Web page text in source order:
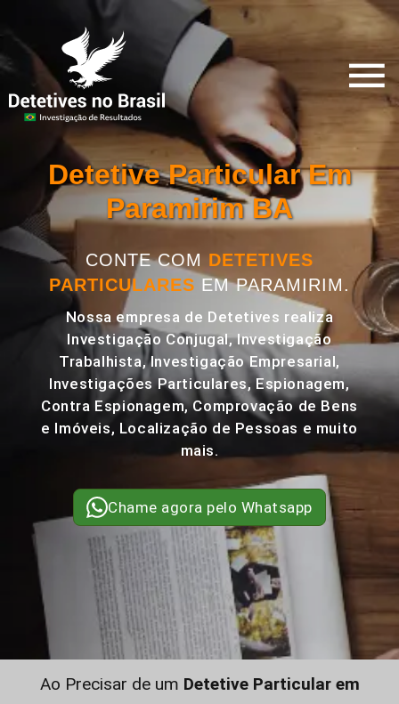
Detetive Particular Em
Paramirim BA
CONTE COM DETETIVES
PARTICULARES EM PARAMIRIM.
Nossa empresa de Detetives realiza
Investigação Conjugal, Investigação
Trabalhista, Investigação Empresarial,
Investigações Particulares, Espionagem,
Contra Espionagem, Comprovação de Bens
e Imóveis, Localização de Pessoas e muito
mais.
Chame agora pelo Whatsapp
Ao Precisar de um Detetive Particular em